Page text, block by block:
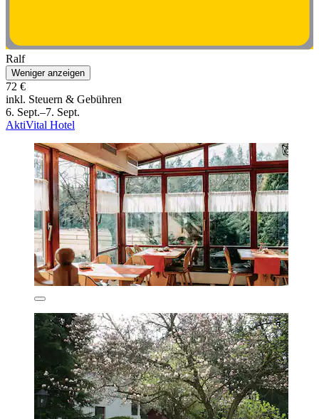
Ralf
Weniger anzeigen
72 €
inkl. Steuern & Gebühren
6. Sept.–7. Sept.
AktiVital Hotel